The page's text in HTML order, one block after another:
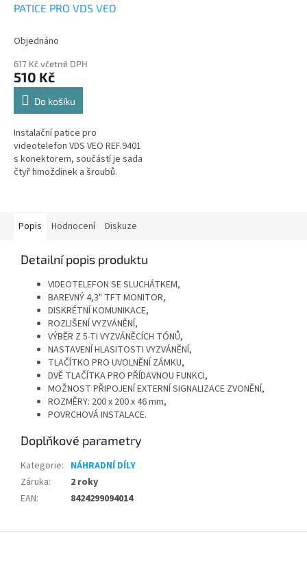
PATICE PRO VDS VEO
Objednáno
617 Kč včetně DPH
510 Kč
Do košíku
Instalační patice pro
videotelefon VDS VEO REF.9401
s konektorem, součástí je sada
čtyř hmoždinek a šroubů.
Popis Hodnocení Diskuze
Detailní popis produktu
VIDEOTELEFON SE SLUCHÁTKEM,
BAREVNÝ 4,3" TFT MONITOR,
DISKRÉTNÍ KOMUNIKACE,
ROZLIŠENÍ VYZVÁNĚNÍ,
VÝBĚR Z 5-TI VYZVÁNĚCÍCH TÓNŮ,
NASTAVENÍ HLASITOSTI VYZVÁNĚNÍ,
TLAČÍTKO PRO UVOLNĚNÍ ZÁMKU,
DVĚ TLAČÍTKA PRO PŘÍDAVNOU FUNKCI,
MOŽNOST PŘIPOJENÍ EXTERNÍ SIGNALIZACE ZVONĚNÍ,
ROZMĚRY: 200 x 200 x 46 mm,
POVRCHOVÁ INSTALACE.
Doplňkové parametry
Kategorie: NÁHRADNÍ DÍLY
Záruka:
2 roky
EAN: 8424299094014